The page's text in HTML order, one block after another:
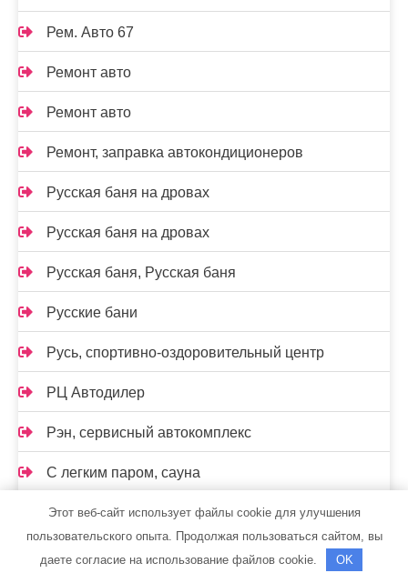
Рем. Авто 67
Ремонт авто
Ремонт авто
Ремонт, заправка автокондиционеров
Русская баня на дровах
Русская баня на дровах
Русская баня, Русская баня
Русские бани
Русь, спортивно-оздоровительный центр
РЦ Автодилер
Рэн, сервисный автокомплекс
С легким паром, сауна
Самарская стекольная компания
Этот веб-сайт использует файлы cookie для улучшения
пользовательского опыта. Продолжая пользоваться сайтом, вы
даете согласие на использование файлов cookie.
OK